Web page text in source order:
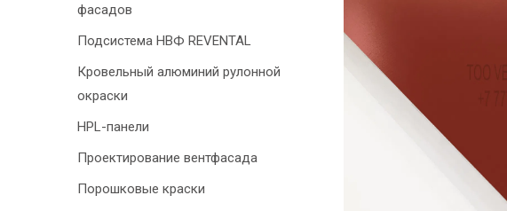
фасадов
Подсистема НВФ REVENTAL
Кровельный алюминий рулонной
окраски
HPL-панели
Проектирование вентфасада
Порошковые краски